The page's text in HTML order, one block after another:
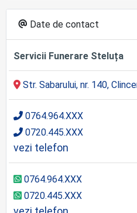
Date de contact
Servicii Funerare Steluța
Str. Sabarului, nr. 140,
0764.964.XXX
0720.445.XXX
vezi telefon
0764.964.XXX
0720.445.XXX